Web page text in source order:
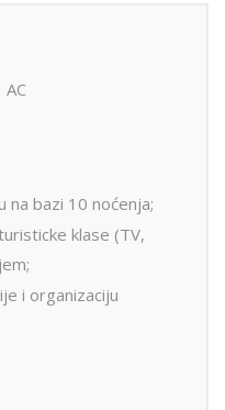
AC
na bazi 10 noćenja;
klase (TV,
i organizaciju